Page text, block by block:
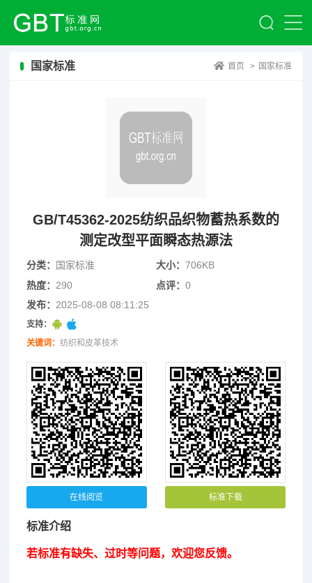
国家标准 首页 > 国家标准
GB/T45362-2025纺织品织物蓄热系数的
测定改型平面瞬态热源法
分类： 国家标准 大小： 706KB
热度： 290 点评： 0
发布： 2025-08-08 08:11:25
支持：
关键词： 纺织和皮革技术
在线阅览 标准下载
标准介绍
若标准有缺失、过时等问题，欢迎您反馈。